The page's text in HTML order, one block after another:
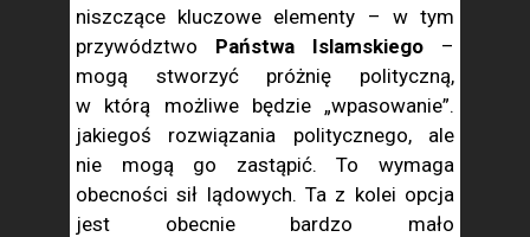
niszczące kluczowe elementy – w tym
przywództwo Państwa Islamskiego –
mogą stworzyć próżnię polityczną,
w którą możliwe będzie „wpasowanie”.
jakiegoś rozwiązania politycznego, ale
nie mogą go zastąpić. To wymaga
obecności sił lądowych. Ta z kolei opcja
jest obecnie bardzo mało